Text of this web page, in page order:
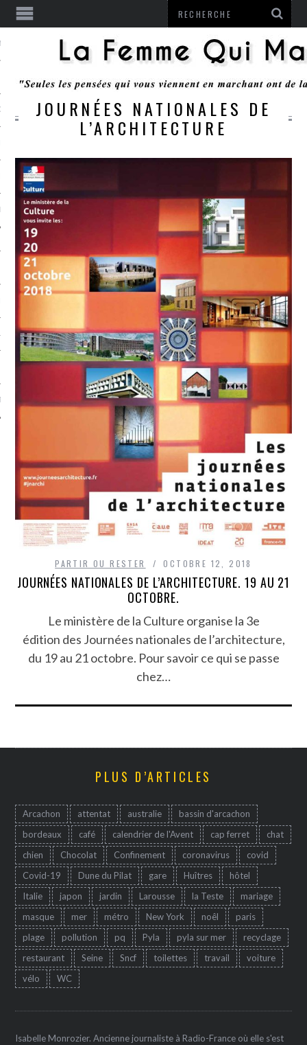
RESTER
ARCACHON
JOURNÉES NATIONALES DE
L’ARCHITECTURE
PARTIR OU RESTER OCTOBRE 12, 2018
JOURNÉES NATIONALES DE L’ARCHITECTURE. 19 AU 21
OCTOBRE.
Le ministère de la Culture organise la 3e
édition des Journées nationales de l’architecture,
du 19 au 21 octobre. Pour savoir ce qui se passe
chez…
PLUS D’ARTICLES
Arcachon attentat australie
bassin d'arcachon
bordeaux
café calendrier de l'Avent cap ferret
chat
chien
Chocolat Confinement coronavirus
covid
Covid-19
Dune du Pilat gare Huîtres
hôtel
Italie
japon jardin Larousse la Teste
mariage
masque
mer métro New York noêl
paris
plage
pollution pq Pyla pyla sur mer
recyclage
restaurant
Seine Sncf toilettes travail
voiture
vélo
WC
Isabelle Monrozier. Ancienne journaliste à Radio-France où elle s'est